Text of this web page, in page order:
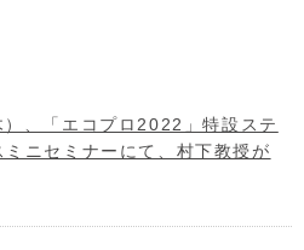
）、「エコプロ2022」特設ステ
ニセミナーにて、村下教授が